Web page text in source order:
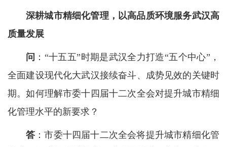
深耕城市精细化管理，以高品质环境服务武汉高
质量发展
问 ：“十五五”时期是武汉全力打造“五个中心”，
全面建设现代化大武汉接续奋斗、成势见效的关键时
期。如何理解市委十四届十二次全会对提升城市精细
化管理水平的新要求？
答 ：市委十四届十二次全会将提升城市精细化管